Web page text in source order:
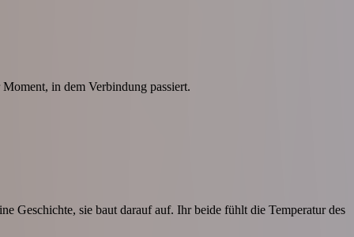
in dem Verbindung passiert.
Geschichte, sie baut darauf auf. Ihr beide fühlt die Temperatur des